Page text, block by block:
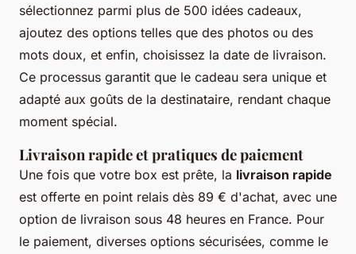
sélectionnez parmi plus de 500 idées cadeaux,
ajoutez des options telles que des photos ou des
mots doux, et enfin, choisissez la date de livraison.
Ce processus garantit que le cadeau sera unique et
adapté aux goûts de la destinataire, rendant chaque
moment spécial.
Livraison rapide et pratiques de paiement
Une fois que votre box est prête, la livraison rapide
est offerte en point relais dès 89 € d'achat, avec une
option de livraison sous 48 heures en France. Pour
le paiement, diverses options sécurisées, comme le